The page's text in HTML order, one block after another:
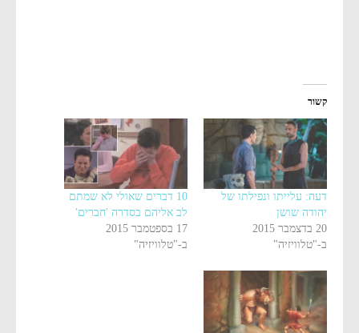
קשור
דעה: עלייתו ונפילתו של
יהודה שושן
20 בדצמבר 2015
ב-"טלוויזיה"
10 דברים שאולי לא שמתם
לב אליהם בסדרה 'חברים'
17 בספטמבר 2015
ב-"טלוויזיה"